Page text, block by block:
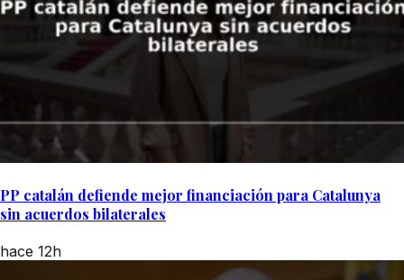
PP catalán defiende mejor financiación para Catalunya
sin acuerdos bilaterales
hace 12h